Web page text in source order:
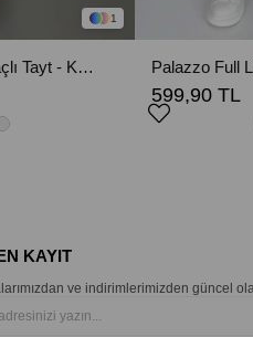
1
Kapri Kadın Yırtmaçlı Tayt - Kahverengi
599,90 TL
KAYIT
ve indirimlerimizden güncel